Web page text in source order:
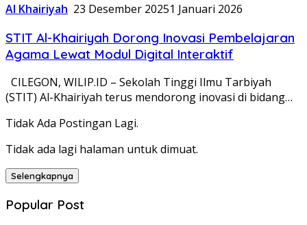
Al Khairiyah 23 Desember 20251 Januari 2026
STIT Al-Khairiyah Dorong Inovasi Pembelajaran
Agama Lewat Modul Digital Interaktif
CILEGON, WILIP.ID – Sekolah Tinggi Ilmu Tarbiyah
(STIT) Al-Khairiyah terus mendorong inovasi di bidang…
Tidak Ada Postingan Lagi.
Tidak ada lagi halaman untuk dimuat.
Selengkapnya
Popular Post